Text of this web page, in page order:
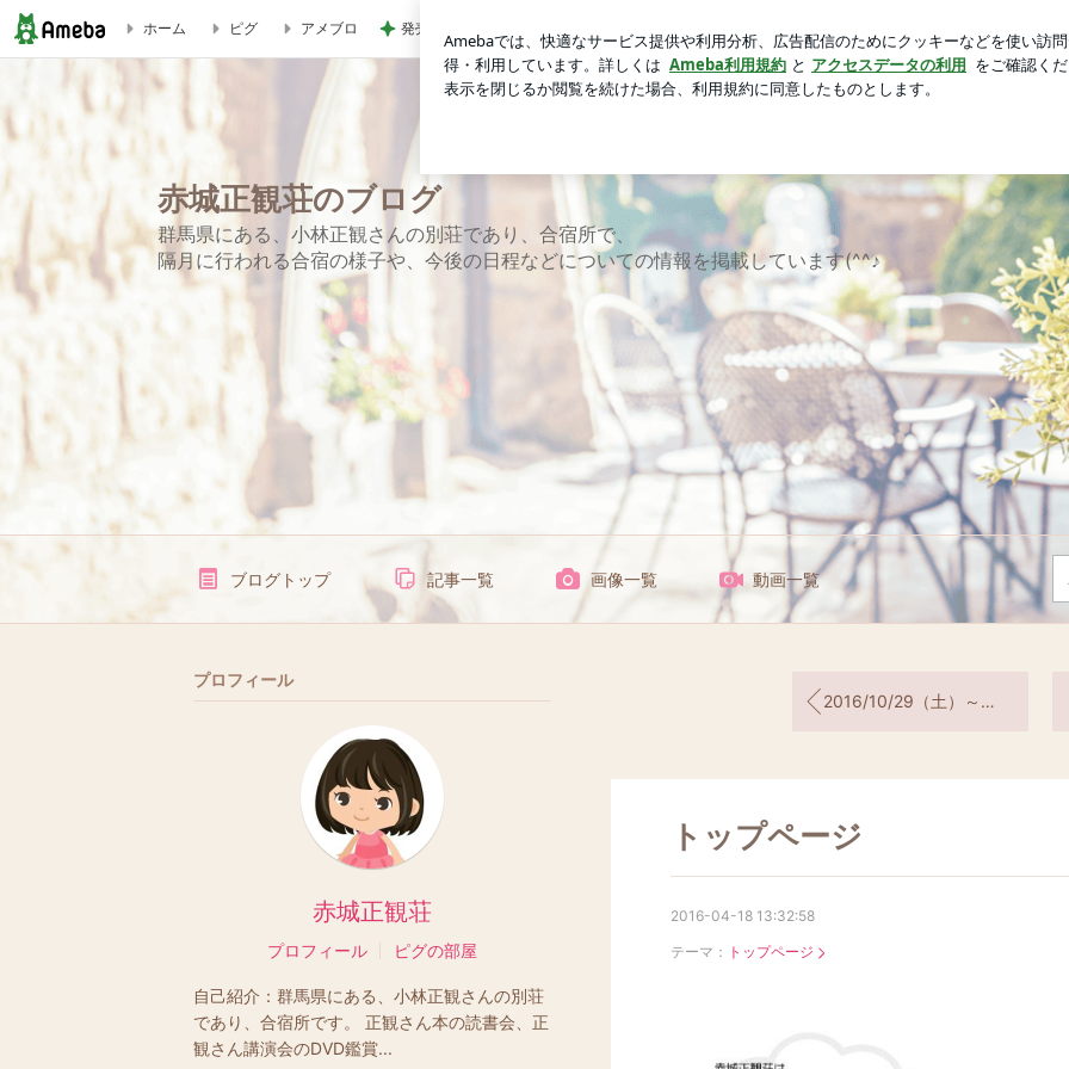
トップページ | 赤城正観荘のブログ
ホーム ピグ アメブロ 発売中の豪華すぎる付録ムック本 ロ
赤城正観荘のブログ
群馬県にある、小林正観さんの別荘であり、合宿所で、
隔月に行われる合宿の様子や、今後の日程などについての情報を掲載しています(^^♪
ブログトップ 記事一覧 画像一覧 動画一覧
2016/10/29（土）～30（日） 赤城正観荘合宿＆読書会＆DVD鑑賞会
トップページ
2016-04-18 13:32:58
テーマ： トップページ
プロフィール
赤城正観荘
プロフィール ピグの部屋
自己紹介： 群馬県にある、小林正観さんの別荘
であり、合宿所です。 正観さん本の読書会、正
観さん講演会のDVD鑑賞...